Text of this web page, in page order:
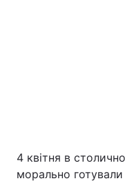
Головна
4 квітня в
морально